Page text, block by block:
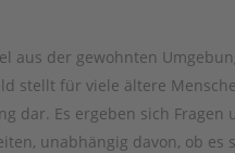
aus der gewohnten
stellt für viele ältere
dar. Es ergeben sich Fragen
unabhängig davon, ob es